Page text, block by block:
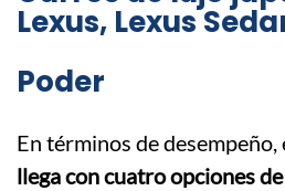
Poder
En términos de desempeño,
llega con cuatro opciones